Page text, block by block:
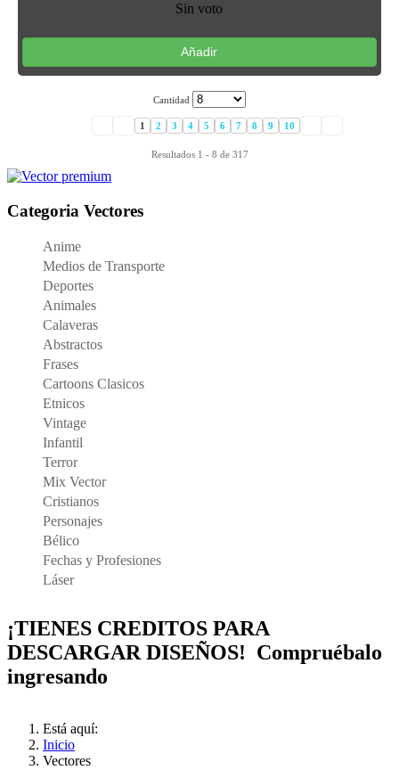
Sin voto
Añadir
Cantidad
1 2 3 4 5 6 7 8 9 10
Resultados 1 - 8 de 317
Categoria Vectores
Anime
Medios de Transporte
Deportes
Animales
Calaveras
Abstractos
Frases
Cartoons Clasicos
Etnicos
Vintage
Infantil
Terror
Mix Vector
Cristianos
Personajes
Bélico
Fechas y Profesiones
Láser
¡TIENES CREDITOS PARA
DESCARGAR DISEÑOS! Compruébalo
ingresando
Está aquí:
Inicio
Vectores